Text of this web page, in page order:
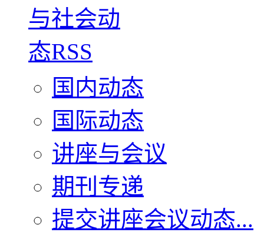
国内动态
国际动态
讲座与会议
期刊专递
提交讲座会议动态...